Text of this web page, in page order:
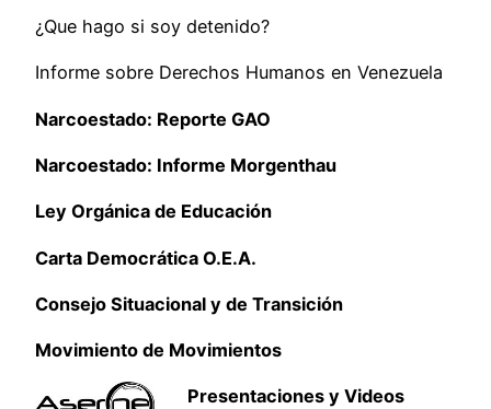
¿Que hago si soy detenido?
Informe sobre Derechos Humanos en Venezuela
Narcoestado: Reporte GAO
Narcoestado: Informe Morgenthau
Ley Orgánica de Educación
Carta Democrática O.E.A.
Consejo Situacional y de Transición
Movimiento de Movimientos
Presentaciones y Videos